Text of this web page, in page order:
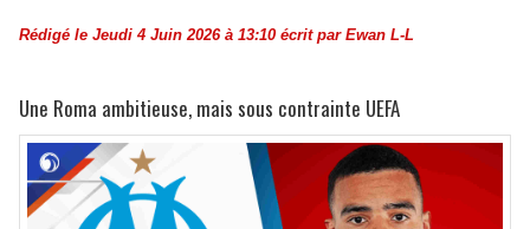
Rédigé le Jeudi 4 Juin 2026 à 13:10 écrit par Ewan L-L
Une Roma ambitieuse, mais sous contrainte UEFA